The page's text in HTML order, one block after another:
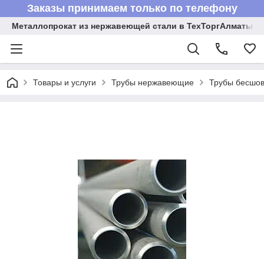
Заказы принимаем только по телефону
Металлопрокат из нержавеющей стали в ТехТоргАлматы
Товары и услуги Трубы нержавеющие Трубы